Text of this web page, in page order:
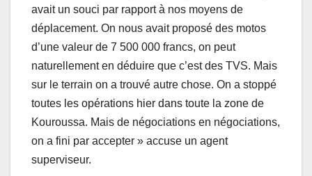
avait un souci par rapport à nos moyens de
déplacement. On nous avait proposé des motos
d’une valeur de 7 500 000 francs, on peut
naturellement en déduire que c’est des TVS. Mais
sur le terrain on a trouvé autre chose. On a stoppé
toutes les opérations hier dans toute la zone de
Kouroussa. Mais de négociations en négociations,
on a fini par accepter » accuse un agent
superviseur.